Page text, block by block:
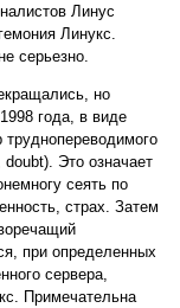
Линус
Линукс.
серьезно.
но
года, в виде
Это означает
сеять по
страх. Затем
при определенных
сервера,
Примечательна